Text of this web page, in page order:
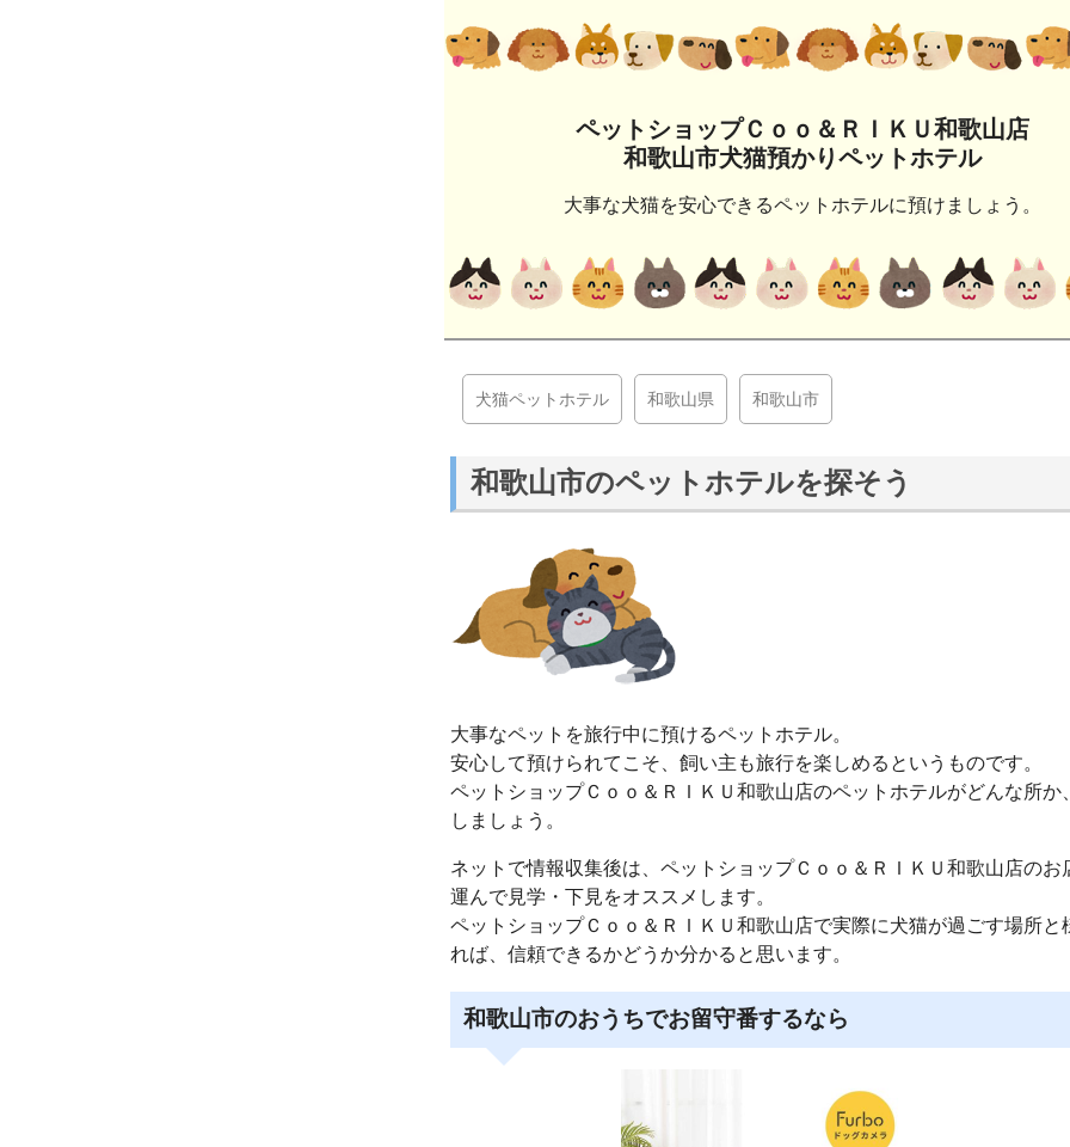
ペットショップＣｏｏ＆ＲＩＫＵ和歌山店
和歌山市犬猫預かりペットホテル
大事な犬猫を安心できるペットホテルに預けましょう。
犬猫ペットホテル 和歌山県 和歌山市
和歌山市のペットホテルを探そう
大事なペットを旅行中に預けるペットホテル。
安心して預けられてこそ、飼い主も旅行を楽しめるというものです。
ペットショップＣｏｏ＆ＲＩＫＵ和歌山店のペットホテルがどんな所か
しましょう。
ネットで情報収集後は、ペットショップＣｏｏ＆ＲＩＫＵ和歌山店のお
運んで見学・下見をオススメします。
ペットショップＣｏｏ＆ＲＩＫＵ和歌山店で実際に犬猫が過ごす場所と
れば、信頼できるかどうか分かると思います。
和歌山市のおうちでお留守番するなら